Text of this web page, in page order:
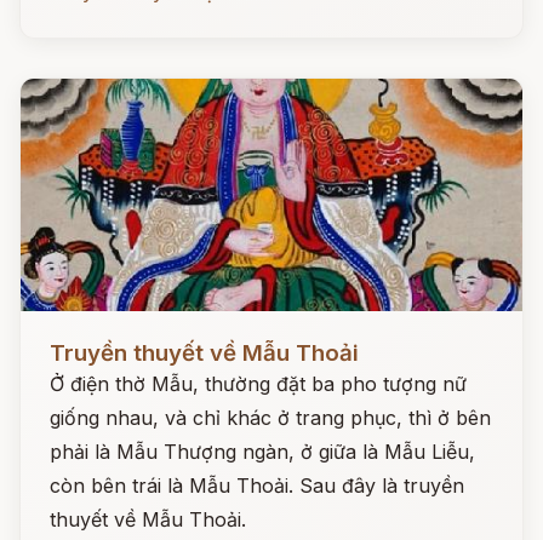
Đọc ngay
Truyền thuyết về Mẫu Thoải
Ở điện thờ Mẫu, thường đặt ba pho tượng nữ
giống nhau, và chỉ khác ở trang phục, thì ở bên
phải là Mẫu Thượng ngàn, ở giữa là Mẫu Liễu,
còn bên trái là Mẫu Thoải. Sau đây là truyền
thuyết về Mẫu Thoải.